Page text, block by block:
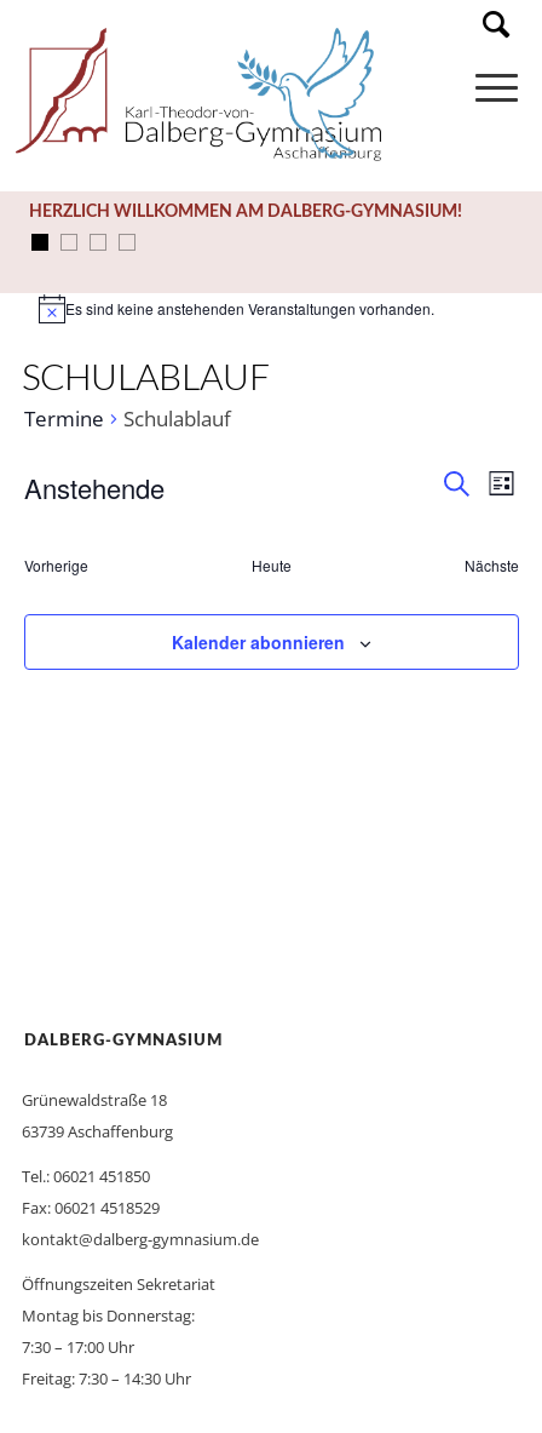
HERZLICH WILLKOMMEN AM DALBERG-GYMNASIUM!
HinweisEs sind keine anstehenden Veranstaltungen vorhanden.
SCHULABLAUF
Termine Schulablauf
Liste
Anstehende
wählen.
VorherigeTermine Heute
Nächste
Kalender abonnieren
DALBERG-GYMNASIUM
Grünewaldstraße 18
63739 Aschaffenburg
Tel.: 06021 451850
Fax: 06021 4518529
kontakt@dalberg-gymnasium.de
Öffnungszeiten Sekretariat
Montag bis Donnerstag:
7:30 – 17:00 Uhr
Freitag: 7:30 – 14:30 Uhr